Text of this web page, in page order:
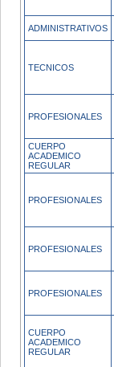
ADMINISTRATIVOS
TECNICOS
PROFESIONALES
CUERPO
ACADEMICO
REGULAR
PROFESIONALES
PROFESIONALES
PROFESIONALES
CUERPO
ACADEMICO
REGULAR